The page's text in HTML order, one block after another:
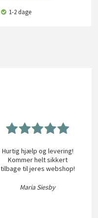
1-2 dage
Hurtig hjælp og levering!
Kommer helt sikkert
tilbage til jeres webshop!
Maria Siesby